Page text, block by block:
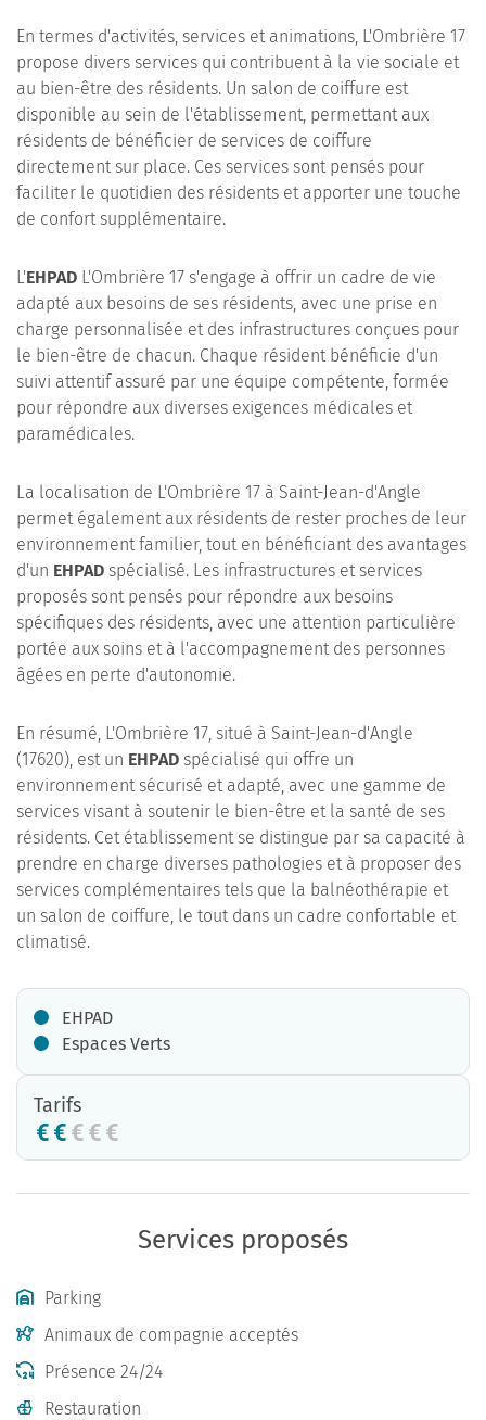
En termes d'activités, services et animations, L'Ombrière 17
propose divers services qui contribuent à la vie sociale et
au bien-être des résidents. Un salon de coiffure est
disponible au sein de l'établissement, permettant aux
résidents de bénéficier de services de coiffure
directement sur place. Ces services sont pensés pour
faciliter le quotidien des résidents et apporter une touche
de confort supplémentaire.
L'EHPAD L'Ombrière 17 s'engage à offrir un cadre de vie
adapté aux besoins de ses résidents, avec une prise en
charge personnalisée et des infrastructures conçues pour
le bien-être de chacun. Chaque résident bénéficie d'un
suivi attentif assuré par une équipe compétente, formée
pour répondre aux diverses exigences médicales et
paramédicales.
La localisation de L'Ombrière 17 à Saint-Jean-d'Angle
permet également aux résidents de rester proches de leur
environnement familier, tout en bénéficiant des avantages
d'un EHPAD spécialisé. Les infrastructures et services
proposés sont pensés pour répondre aux besoins
spécifiques des résidents, avec une attention particulière
portée aux soins et à l'accompagnement des personnes
âgées en perte d'autonomie.
En résumé, L'Ombrière 17, situé à Saint-Jean-d'Angle
(17620), est un EHPAD spécialisé qui offre un
environnement sécurisé et adapté, avec une gamme de
services visant à soutenir le bien-être et la santé de ses
résidents. Cet établissement se distingue par sa capacité à
prendre en charge diverses pathologies et à proposer des
services complémentaires tels que la balnéothérapie et
un salon de coiffure, le tout dans un cadre confortable et
climatisé.
EHPAD
Espaces Verts
Tarifs
Services proposés
Parking
Animaux de compagnie acceptés
Présence 24/24
Restauration